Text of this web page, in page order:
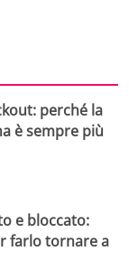
perché la
è sempre più
e bloccato:
farlo tornare a